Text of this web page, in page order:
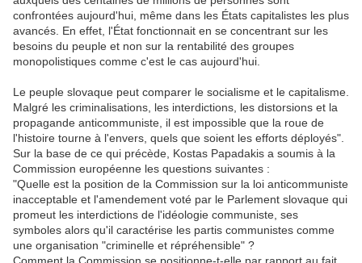
confrontées aujourd'hui, même dans les États capitalistes les plus
avancés. En effet, l'État fonctionnait en se concentrant sur les
besoins du peuple et non sur la rentabilité des groupes
monopolistiques comme c'est le cas aujourd'hui.
Le peuple slovaque peut comparer le socialisme et le capitalisme.
Malgré les criminalisations, les interdictions, les distorsions et la
propagande anticommuniste, il est impossible que la roue de
l'histoire tourne à l'envers, quels que soient les efforts déployés".
Sur la base de ce qui précède, Kostas Papadakis a soumis à la
Commission européenne les questions suivantes :
"Quelle est la position de la Commission sur la loi anticommuniste
inacceptable et l'amendement voté par le Parlement slovaque qui
promeut les interdictions de l'idéologie communiste, ses
symboles alors qu'il caractérise les partis communistes comme
une organisation "criminelle et répréhensible" ?